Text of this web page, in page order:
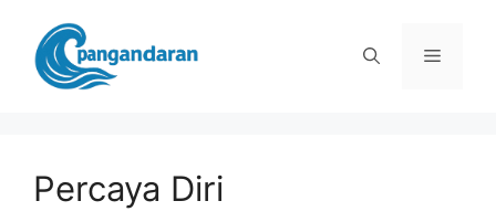
Menu
Percaya Diri